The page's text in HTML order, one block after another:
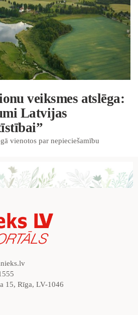
veiksmes atslēga:
Latvijas
vienotos par nepieciešamību
15, Rīga, LV-1046